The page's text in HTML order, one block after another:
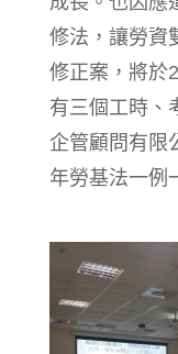
修法，讓勞資
修正案，將於
有三個工時、
企管顧問有限
年勞基法一例